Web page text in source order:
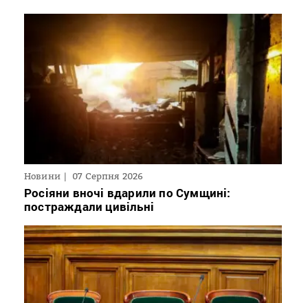
Новини 07 Серпня 2026
Росіяни вночі вдарили по Сумщині:
постраждали цивільні